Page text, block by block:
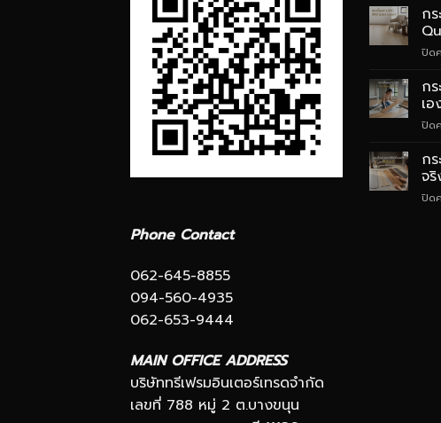
Phone Contact
062-645-8855
094-560-4935
062-653-9444
MAIN OFFICE ADDRESS
บริษัททรีเฟรมอินเตอร์เทรดจำกัด
เลขที่ 788 หมู่ 2 ต.บางขนุน
ก
ปิด
ก
เอ
ปิด
ก
จ
ปิด